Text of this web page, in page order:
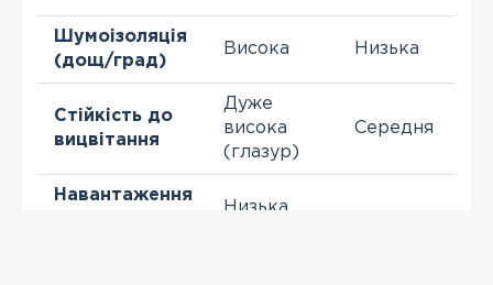
Шумоізоляція
(дощ/град)
Висока Низька
Стійкість до
вицвітання
Дуже
висока
(глазур)
Середня
Навантаження
Низька